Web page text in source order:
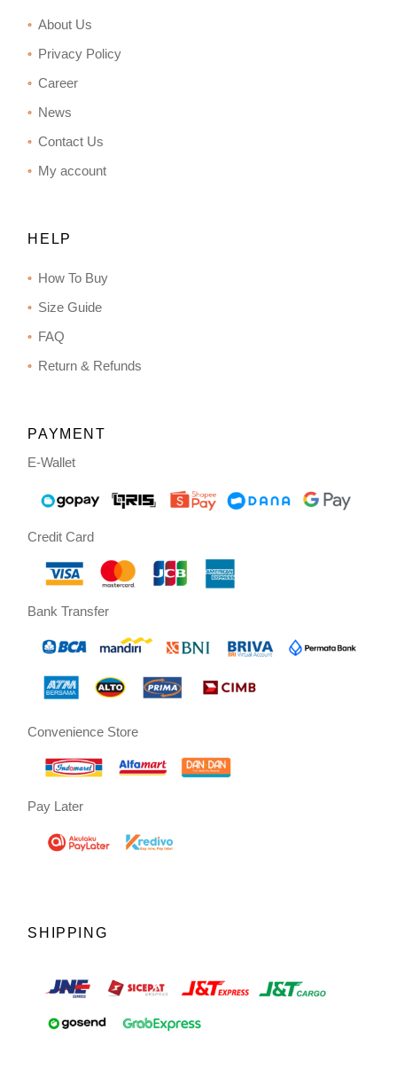
About Us
Privacy Policy
Career
News
Contact Us
My account
HELP
How To Buy
Size Guide
FAQ
Return & Refunds
PAYMENT
E-Wallet
Credit Card
Bank Transfer
Convenience Store
Pay Later
SHIPPING